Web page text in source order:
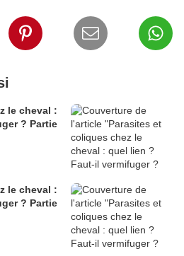
le cheval :
? Partie
le cheval :
? Partie